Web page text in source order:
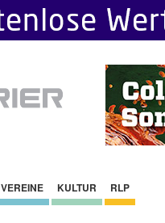
VEREINE KULTUR RLP